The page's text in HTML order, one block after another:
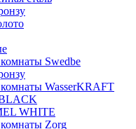
Swedbe
WasserKRAFT
WHITE
Zorg